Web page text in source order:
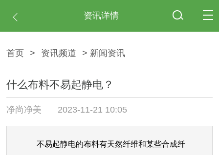
资讯详情
首页 > 资讯频道 > 新闻资讯
什么布料不易起静电？
净尚净美 2023-11-21 10:05
不易起静电的布料有天然纤维和某些合成纤